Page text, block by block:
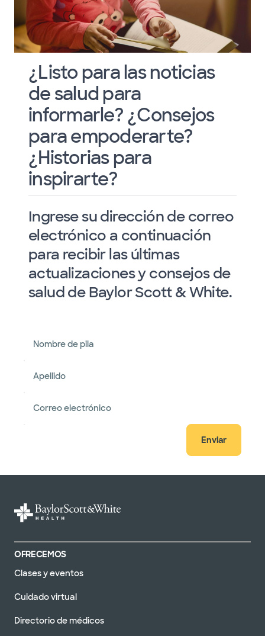
¿Listo para las noticias
de salud para
informarle? ¿Consejos
para empoderarte?
¿Historias para
inspirarte?
Ingrese su dirección de correo
electrónico a continuación
para recibir las últimas
actualizaciones y consejos de
salud de Baylor Scott & White.
Nombre de pila
Apellido
Correo electrónico
Enviar
OFRECEMOS
Clases y eventos
Cuidado virtual
Directorio de médicos